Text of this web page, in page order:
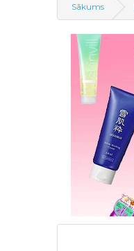
Sākums